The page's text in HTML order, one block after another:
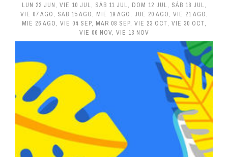
LUN 22 JUN, VIE 10 JUL, SÁB 11 JUL, DOM 12 JUL, SÁB 18 JUL,
VIE 07 AGO, SÁB 15 AGO, MIÉ 19 AGO, JUE 20 AGO, VIE 21 AGO,
MIÉ 26 AGO, VIE 04 SEP, MAR 08 SEP, VIE 23 OCT, VIE 30 OCT,
VIE 06 NOV, VIE 13 NOV